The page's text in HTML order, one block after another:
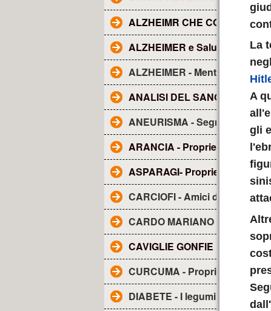
ALZHEIMR CHE COS'E'?
ALZHEIMER e Salute dentale
ALZHEIMER - Mentolo
ANALISI DEL SANGUE -
ANEURISMA - Segnali
ARANCIA - Proprietà
ASPARAGI- Proprietà
CARCIOFI - Amici del fegato
CARDO MARIANO - sue
CAVIGLIE GONFIE
CURCUMA - Proprietà
DIABETE - I legumi
La
A
gli